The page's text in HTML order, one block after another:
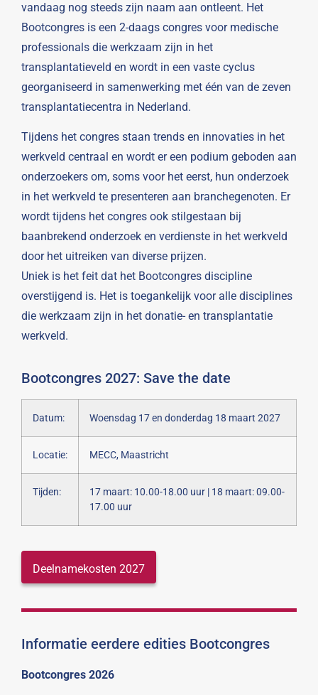
vandaag nog steeds zijn naam aan ontleent. Het
Bootcongres is een 2-daags congres voor medische
professionals die werkzaam zijn in het
transplantatieveld en wordt in een vaste cyclus
georganiseerd in samenwerking met één van de zeven
transplantatiecentra in Nederland.
Tijdens het congres staan trends en innovaties in het
werkveld centraal en wordt er een podium geboden aan
onderzoekers om, soms voor het eerst, hun onderzoek
in het werkveld te presenteren aan branchegenoten. Er
wordt tijdens het congres ook stilgestaan bij
baanbrekend onderzoek en verdienste in het werkveld
door het uitreiken van diverse prijzen.
Uniek is het feit dat het Bootcongres discipline
overstijgend is. Het is toegankelijk voor alle disciplines
die werkzaam zijn in het donatie- en transplantatie
werkveld.
Bootcongres 2027: Save the date
Datum: Woensdag 17 en donderdag 18 maart 2027
Locatie: MECC, Maastricht
Tijden:
17 maart: 10.00-18.00 uur | 18 maart: 09.00-
17.00 uur
Deelnamekosten 2027
Informatie eerdere edities Bootcongres
Bootcongres 2026